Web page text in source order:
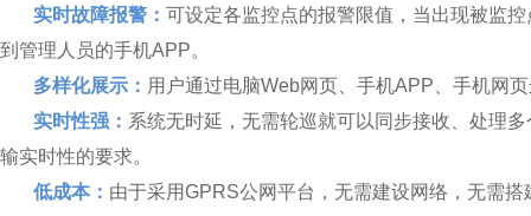
实时故障报警： 可设定各监控点的报警限值，当出现被监
到管理人员的手机APP。
多样化展示： 用户通过电脑Web网页、手机APP、手机网
实时性强： 系统无时延，无需轮巡就可以同步接收、处理
输实时性的要求。
低成本： 由于采用GPRS公网平台，无需建设网络，无需